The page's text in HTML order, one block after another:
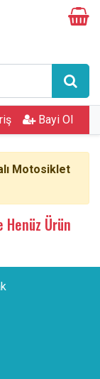
Bayi Ol
Motosiklet
Ürün